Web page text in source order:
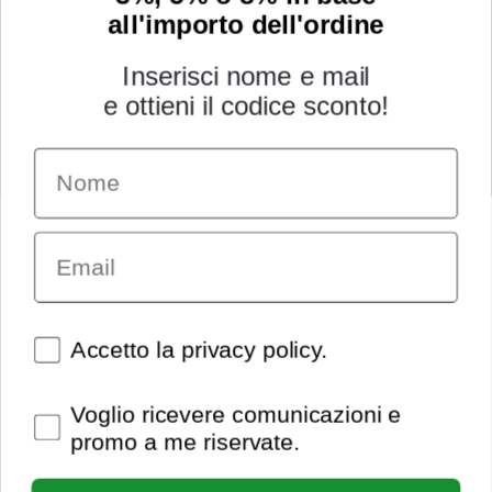
INFORMAZIONI
Chi siamo
Condizioni generali
Garanzia
Richiesta assistenza tecnica
Pagamenti e spedizioni
Utilizzo dei cookies
Recedi dal contratto
all'importo dell'ordine
Inserisci nome e mail
e ottieni il codice sconto!
Name
Email
Spunte obbligatorie
Accetto la privacy policy.
Spunte obbligatorie
Voglio ricevere comunicazioni e
promo a me riservate.